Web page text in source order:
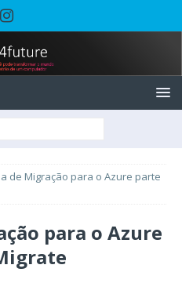
de Migração para o Azure parte
para o Azure